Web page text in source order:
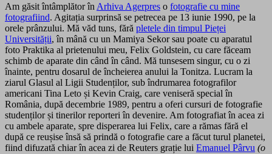
Am găsit întâmplător în Arhiva Agerpres o fotografie cu mine
fotografiind. Agitația surprinsă se petrecea pe 13 iunie 1990, pe la
orele prânzului. Mă văd tuns, fără pletele din timpul Pieței
Universității, în mână cu un Mamiya Sekor sau poate cu aparatul
foto Praktika al prietenului meu, Felix Goldstein, cu care făceam
schimb de aparate din când în când. Mă tunsesem singur, cu o zi
înainte, pentru dosarul de încheierea anului la Tonitza. Lucram la
ziarul Glasul al Ligii Studenților, sub îndrumarea fotografilor
americani Tina Leto și Kevin Craig, care veniseră special în
România, după decembrie 1989, pentru a oferi cursuri de fotografie
studenților și tinerilor reporteri în devenire. Am fotografiat în acea zi
cu ambele aparate, spre disperarea lui Felix, care a rămas fără el
după ce reușise însă să prindă o fotografie care a făcut turul planetei,
fiind difuzată chiar în acea zi de Reuters grație lui Emanuel Pârvu (o